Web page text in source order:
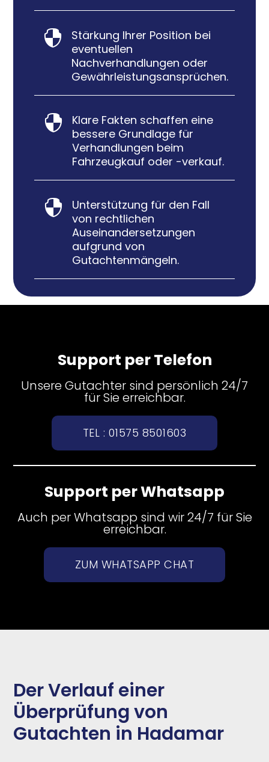

Stärkung Ihrer Position bei
eventuellen
Nachverhandlungen oder
Gewährleistungsansprüchen.

Klare Fakten schaffen eine
bessere Grundlage für
Verhandlungen beim
Fahrzeugkauf oder -verkauf.

Unterstützung für den Fall
von rechtlichen
Auseinandersetzungen
aufgrund von
Gutachtenmängeln.
Support per Telefon
Unsere Gutachter sind persönlich 24/7
für Sie erreichbar.
TEL : 01575 8501603
Support per Whatsapp
Auch per Whatsapp sind wir 24/7 für Sie
erreichbar.
ZUM WHATSAPP CHAT
Der Verlauf einer
Überprüfung von
Gutachten in Hadamar